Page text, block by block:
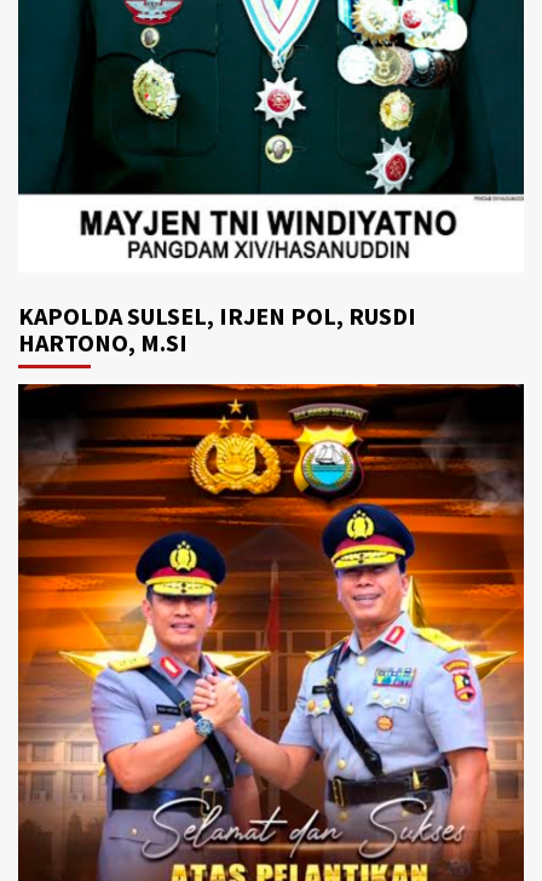
KAPOLDA SULSEL, IRJEN POL, RUSDI
HARTONO, M.SI